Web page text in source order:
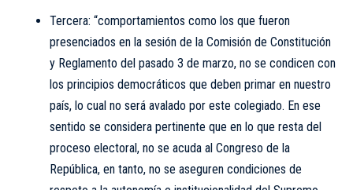
Tercera: “comportamientos como los que fueron
presenciados en la sesión de la Comisión de Constitución
y Reglamento del pasado 3 de marzo, no se condicen con
los principios democráticos que deben primar en nuestro
país, lo cual no será avalado por este colegiado. En ese
sentido se considera pertinente que en lo que resta del
proceso electoral, no se acuda al Congreso de la
República, en tanto, no se aseguren condiciones de